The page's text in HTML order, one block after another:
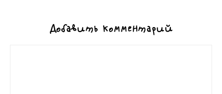
Добавить комментарий